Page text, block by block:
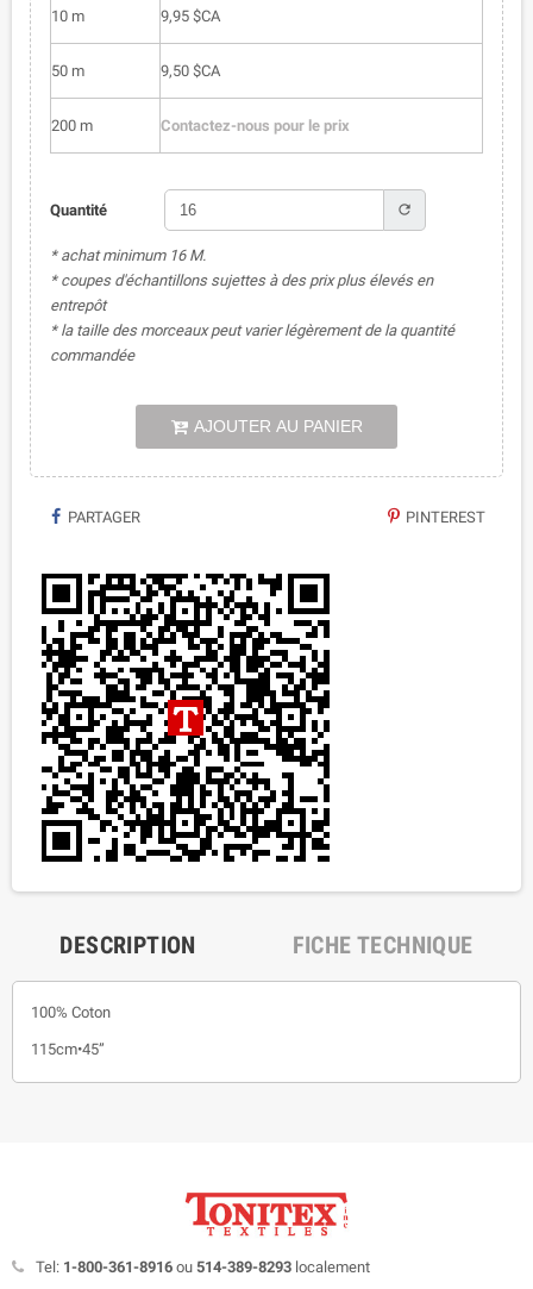
10 m 9,95 $CA
50 m 9,50 $CA
200 m Contactez-nous pour le prix
Quantité refresh
* achat minimum 16 M.
* coupes d'échantillons sujettes à des prix plus élevés en
entrepôt
* la taille des morceaux peut varier légèrement de la quantité
commandée
AJOUTER AU PANIER
PARTAGER PINTEREST
DESCRIPTION FICHE TECHNIQUE
100% Coton
115cm•45”
Tel: 1-800-361-8916 ou 514-389-8293 localement